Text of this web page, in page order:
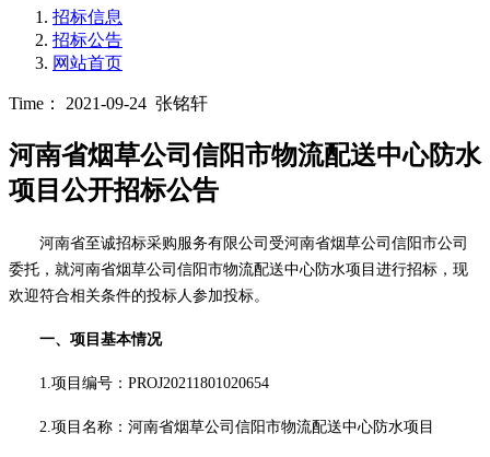
招标信息
招标公告
网站首页
Time： 2021-09-24 张铭轩
河南省烟草公司信阳市物流配送中心防水
项目公开招标公告
河南省至诚招标采购服务有限公司受河南省烟草公司信阳市公司
委托，就河南省烟草公司信阳市物流配送中心防水项目进行招标，现
欢迎符合相关条件的投标人参加投标。
一、项目基本情况
1.项目编号： PROJ20211801020654
2.项目名称：河南省烟草公司信阳市物流配送中心防水项目